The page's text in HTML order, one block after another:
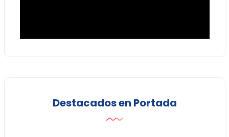
Destacados en Portada